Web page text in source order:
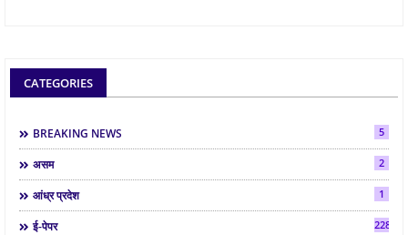
CATEGORIES
BREAKING NEWS 5
असम 2
आंध्र प्रदेश 1
ई-पेपर 2287